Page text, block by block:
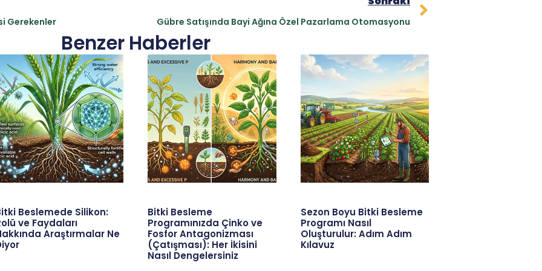
Gerekenler Gübre Satışında Bayi Ağına Özel Pazarlama Otomasyonu
Benzer Haberler
Beslemede Silikon:
ve Faydaları
Araştırmalar Ne
Bitki Besleme
Programınızda Çinko ve
Fosfor Antagonizması
(Çatışması): Her İkisini
Nasıl Dengelersiniz
Sezon Boyu Bitki Besleme
Programı Nasıl
Oluşturulur: Adım Adım
Kılavuz